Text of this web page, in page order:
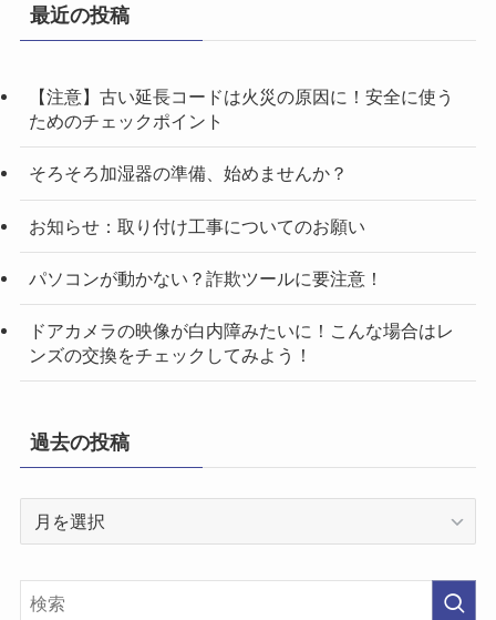
最近の投稿
【注意】古い延長コードは火災の原因に！安全に使う
ためのチェックポイント
そろそろ加湿器の準備、始めませんか？
お知らせ：取り付け工事についてのお願い
パソコンが動かない？詐欺ツールに要注意！
ドアカメラの映像が白内障みたいに！こんな場合はレ
ンズの交換をチェックしてみよう！
過去の投稿
投